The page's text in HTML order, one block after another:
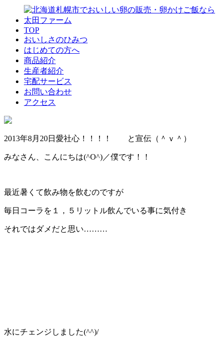
TOP
おいしさのひみつ
はじめての方へ
商品紹介
生産者紹介
宅配サービス
お問い合わせ
アクセス
2013年8月20日 愛社心！！！！ と宣伝（＾ｖ＾）
みなさん、こんにちは(^O^)／僕です！！
最近暑くて飲み物を飲むのですが
毎日コーラを１，５リットル飲んでいる事に気付き
それではダメだと思い………
水にチェンジしました(^^)/